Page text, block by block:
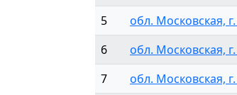
5
обл. Московская,
6
обл. Московская,
7
обл. Московская,